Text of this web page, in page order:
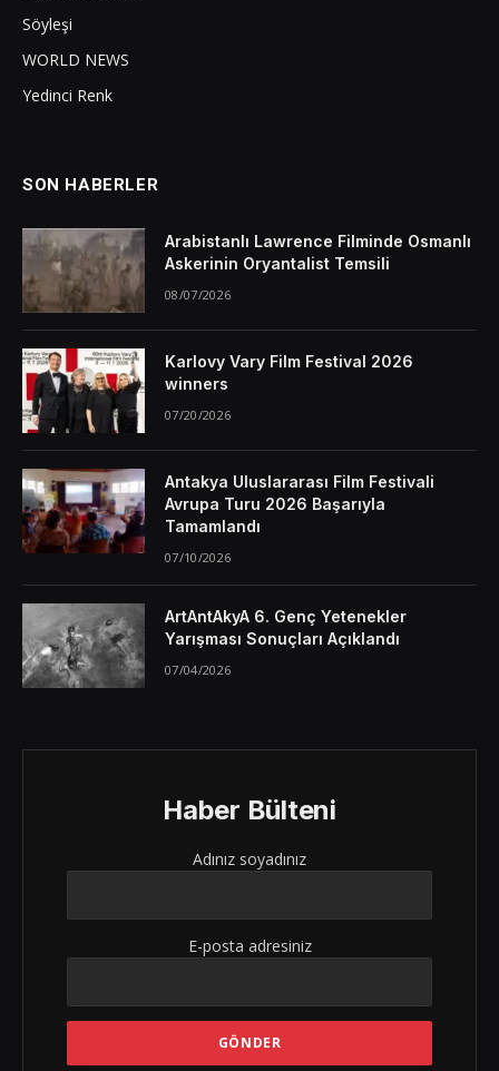
Söyleşi
WORLD NEWS
Yedinci Renk
SON HABERLER
Arabistanlı Lawrence Filminde Osmanlı
Askerinin Oryantalist Temsili
08/07/2026
Karlovy Vary Film Festival 2026
winners
07/20/2026
Antakya Uluslararası Film Festivali
Avrupa Turu 2026 Başarıyla
Tamamlandı
07/10/2026
ArtAntAkyA 6. Genç Yetenekler
Yarışması Sonuçları Açıklandı
07/04/2026
Haber Bülteni
Adınız soyadınız
E-posta adresiniz